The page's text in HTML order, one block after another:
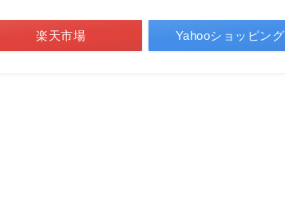
楽天市場 Yahooショッピング